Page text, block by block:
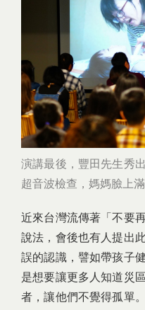
演講最後，豐田先生秀
超音波檢查，媽媽臉上
近來台灣流傳著「不要
說法，會後也有人提出
誤的認識，譬如帶孩子
是想要讓更多人知道災
者，讓他們不覺得孤單